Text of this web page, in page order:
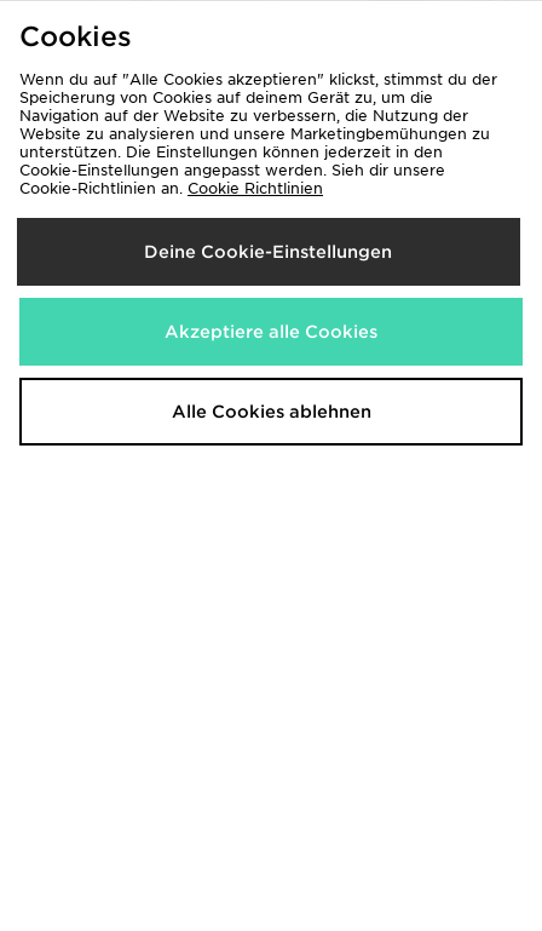
War25,00€
Cookies
Wenn du auf "Alle Cookies akzeptieren" klickst, stimmst du der
Speicherung von Cookies auf deinem Gerät zu, um die
Navigation auf der Website zu verbessern, die Nutzung der
Website zu analysieren und unsere Marketingbemühungen zu
unterstützen. Die Einstellungen können jederzeit in den
Cookie-Einstellungen angepasst werden. Sieh dir unsere
Cookie-Richtlinien an. Cookie Richtlinien
Deine Cookie-Einstellungen
Akzeptiere alle Cookies
Alle Cookies ablehnen